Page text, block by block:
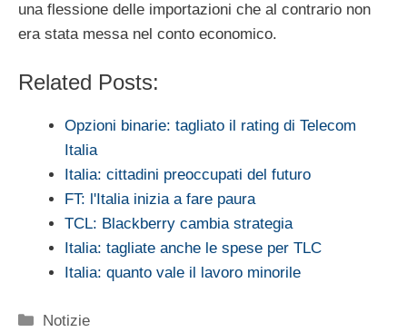
una flessione delle importazioni che al contrario non
era stata messa nel conto economico.
Related Posts:
Opzioni binarie: tagliato il rating di Telecom
Italia
Italia: cittadini preoccupati del futuro
FT: l'Italia inizia a fare paura
TCL: Blackberry cambia strategia
Italia: tagliate anche le spese per TLC
Italia: quanto vale il lavoro minorile
Categorie
Notizie